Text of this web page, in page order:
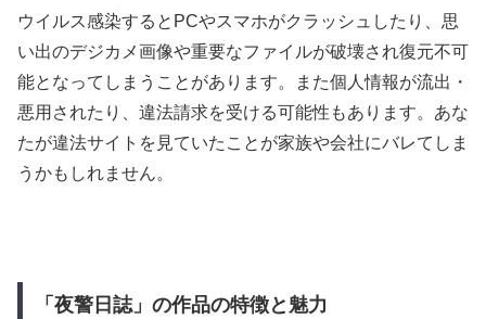
ウイルス感染するとPCやスマホがクラッシュしたり、思
い出のデジカメ画像や重要なファイルが破壊され復元不可
能となってしまうことがあります。また個人情報が流出・
悪用されたり、違法請求を受ける可能性もあります。あな
たが違法サイトを見ていたことが家族や会社にバレてしま
うかもしれません。
「夜警日誌」の作品の特徴と魅力